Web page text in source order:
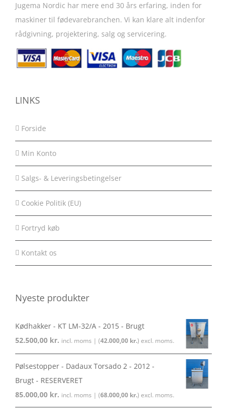
Jugema Nordic har mere end 30 års erfaring, inden for
maskiner til fødevarebranchen. Vi kan klare alt indenfor
rådgivning, projektering, salg og servicering.
LINKS
Forside
Min Konto
Salgs- & Leveringsbetingelser
Cookie Politik (EU)
Fortryd køb
Kontakt os
Nyeste produkter
Kødhakker - KT LM-32/A - 2015 - Brugt
52.500,00 kr. incl. moms | (42.000,00 kr.) excl. moms.
Pølsestopper - Dadaux Torsado 2 - 2012 -
Brugt - RESERVERET
85.000,00 kr. incl. moms | (68.000,00 kr.) excl. moms.